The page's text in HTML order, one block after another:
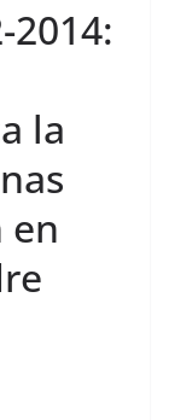
2014:
la
en